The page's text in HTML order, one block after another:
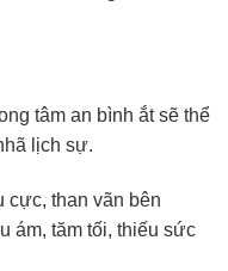
tâm an bình ắt sẽ thể
lịch sự.
cực, than vãn bên
ám, tăm tối, thiếu sức